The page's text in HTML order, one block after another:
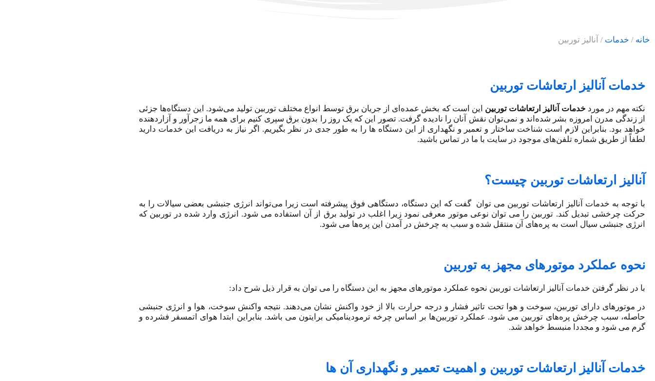
خانه / خدمات / آنالیز توربین
خدمات آنالیز ارتعاشات توربین
نکته مهم در مورد خدمات آنالیز ارتعاشات توربین
این است که بخش عمده‌ای از جریان برق توسط انواع مختلف توربین تولید می‌شود. این دستگاه‌‎ها جزئی
از زندگی مدرن امروزه بشر شده‌اند و نمی‌توان نقش آنان را نادیده گرفت. تصور این که یک روز را بدون برق سپری کنیم برای همه ما زجر‌آور و آزار‌دهنده
خواهد بود. بنابراین لازم است شناخت ساختار و تعمیر و نگهداری از این دستگاه ها را به طور جدی در نظر بگیریم. اگر نیاز به دریافت این خدمات دارید
لطفاً از طریق شماره تلفن‌های موجود در سایت با ما در تماس باشید.
آنالیز ارتعاشات توربین چیست؟
با توجه به خدمات آنالیز ارتعاشات توربین می توان گفت که این دستگاه، دستگاهی فوق پیشرفته است زیرا می‌تواند انرژی جنبشی بعضی سیالات را به
حرکت چرخشی تبدیل کند. توربین را می توان نوعی موتور معرفی نمود زیرا اغلب در تولید برق از آن استفاده می شود. انرژی وارد شده در توربین که
انرژی جنبشی سیال است به پره‌های آن منتقل شده و سبب به چرخش در آمدن این پره‌ها می شود.
نحوه عملکرد موتورهای مجهز به توربین
با در نظر گرفتن خدمات آنالیز ارتعاشات توربین نحوه عملکرد موتورهای مجهز به این دستگاه را می توان به قرار ذیل شرح داد:
در موتورهای دارای توربین، سوخت و هوا تحت تاثیر فشار و درجه حرارت بالا از خود واکنش نشان می‌‌دهند. نتیجه واکنش سوخت، هوا و انرژی جنبشی
حاصله، سبب چرخش پره‌های توربین می شود. عملکرد توربین‌ها بر اساس چرخه ترمودینامیکی برایتون می باشد. بنابراین ابتدا هوای اتمسفر فشرده و
گرم می شود و مجددا منبسط خواهد شد.
خدمات آنالیز ارتعاشات توربین و اهمیت تعمیر و نگهداری آن ها